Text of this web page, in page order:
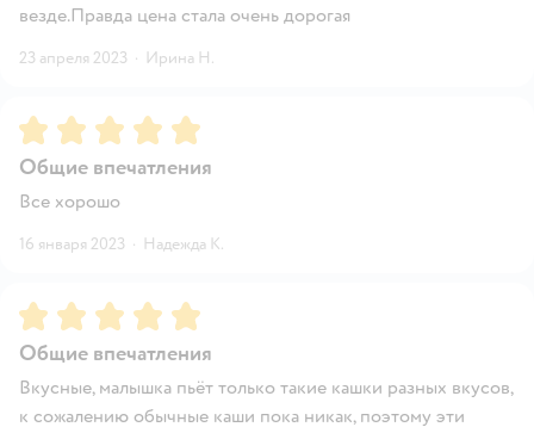
везде.Правда цена стала очень дорогая
23 апреля 2023 · Ирина Н.
Рейтинг:5
Общие впечатления
Все хорошо
16 января 2023 · Надежда К.
Рейтинг:5
Общие впечатления
Вкусные, малышка пьёт только такие кашки разных вкусов,
к сожалению обычные каши пока никак, поэтому эти